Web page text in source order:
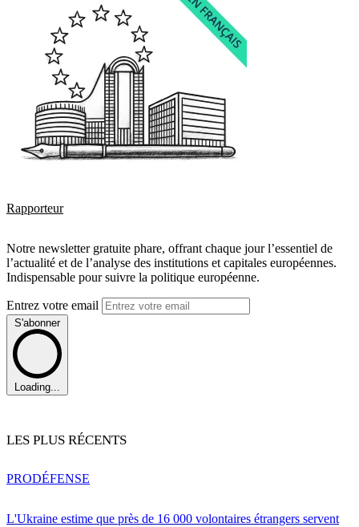
Rapporteur
Notre newsletter gratuite phare, offrant chaque jour l’essentiel de
l’actualité et de l’analyse des institutions et capitales européennes.
Indispensable pour suivre la politique européenne.
Entrez votre email
S'abonner
Loading...
LES PLUS RÉCENTS
L'Ukraine estime que près de 16 000 volontaires étrangers servent
PRODÉFENSE